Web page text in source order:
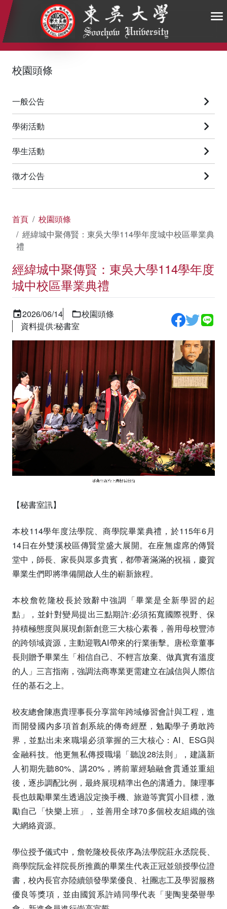
:::
校園頭條
一般公告
學術活動
學生活動
徵才公告
首頁
校園頭條
經緯城中聚傳賢：東吳大學114學年度城中校區畢業典
禮
經緯城中聚傳賢：東吳大學114學年度
城中校區畢業典禮
2026/06/14
校園頭條
資料提供:秘書室
【秘書室訊】
本校114學年度法學院、商學院畢業典禮，於115年6月
14日在外雙溪校區傳賢堂盛大展開。在座無虛席的傳賢
堂中，師長、家長與眾多貴賓，都帶著滿滿的祝福，慶賀
畢業生們即將準備開啟人生的嶄新旅程。
本校詹乾隆校長於致辭中強調「畢業是全新學習的起
點」，並針對變局提出三點期許:必須拓寬國際視野、保
持積極態度與展現創新創意三大核心素養，善用母校豐沛
的跨領域資源，主動迎戰AI帶來的行業衝擊。唐松章董事
長則贈予畢業生「相信自己、不輕言放棄、做真實有溫度
的人」三言指南，強調法商專業更需建立在誠信與人際信
任的基石之上。
校友總會陳惠貴理事長分享當年跨域修習會計與工程，進
而開發國內多項首創系統的傳奇經歷，勉勵學子勇敢跨
界，並點出未來職場必須掌握的三大核心：AI、ESG與
金融科技。他更無私傳授職場「聽說28法則」，建議新
人初期先聽80%、講20%，將前輩經驗融會貫通並重組
後，逐步調配比例，最終展現精準出色的溝通力。陳理事
長也鼓勵畢業生透過設定換手機、旅遊等實質小目標，激
勵自己「快樂上班」，並善用全球70多個校友組織的強
大網絡資源。
學位授予儀式中，詹乾隆校長依序為法學院莊永丞院長、
商學院阮金祥院長所推薦的畢業生代表正冠並頒授學位證
書，校內長官亦陸續頒發學業優良、社團志工及學習服務
優良等獎項，並由國貿系許靖同學代表「斐陶斐榮譽學